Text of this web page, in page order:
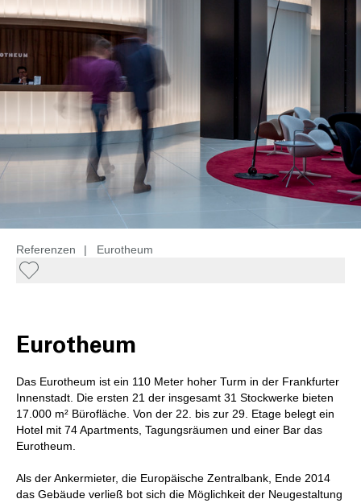
Referenzen | Eurotheum
Eurotheum
Das Eurotheum ist ein 110 Meter hoher Turm in der Frankfurter
Innenstadt. Die ersten 21 der insgesamt 31 Stockwerke bieten
17.000 m² Bürofläche. Von der 22. bis zur 29. Etage belegt ein
Hotel mit 74 Apartments, Tagungsräumen und einer Bar das
Eurotheum.
Als der Ankermieter, die Europäische Zentralbank, Ende 2014
das Gebäude verließ bot sich die Möglichkeit der Neugestaltung